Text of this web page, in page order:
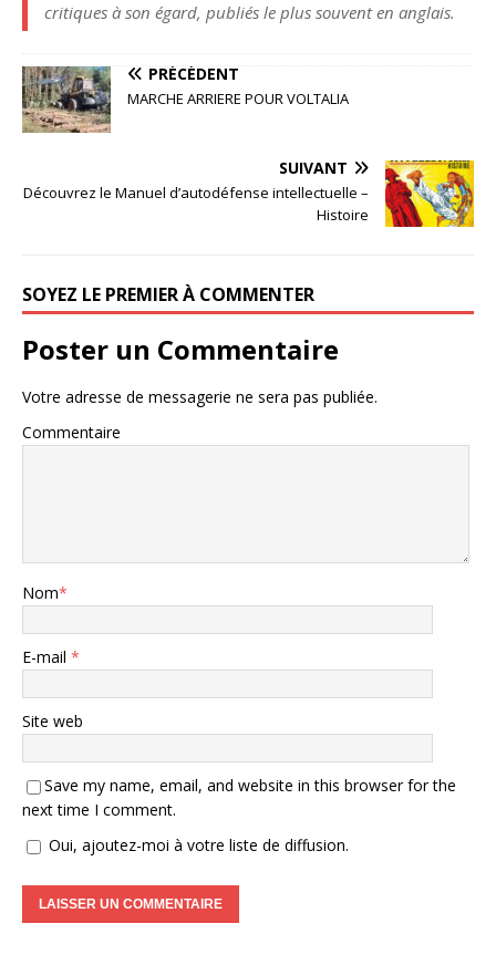
critiques à son égard, publiés le plus souvent en anglais.
PRÉCÉDENT
MARCHE ARRIERE POUR VOLTALIA
SUIVANT
Découvrez le Manuel d’autodéfense intellectuelle –
Histoire
SOYEZ LE PREMIER À COMMENTER
Poster un Commentaire
Votre adresse de messagerie ne sera pas publiée.
Commentaire
Nom*
E-mail *
Site web
Save my name, email, and website in this browser for the
next time I comment.
Oui, ajoutez-moi à votre liste de diffusion.